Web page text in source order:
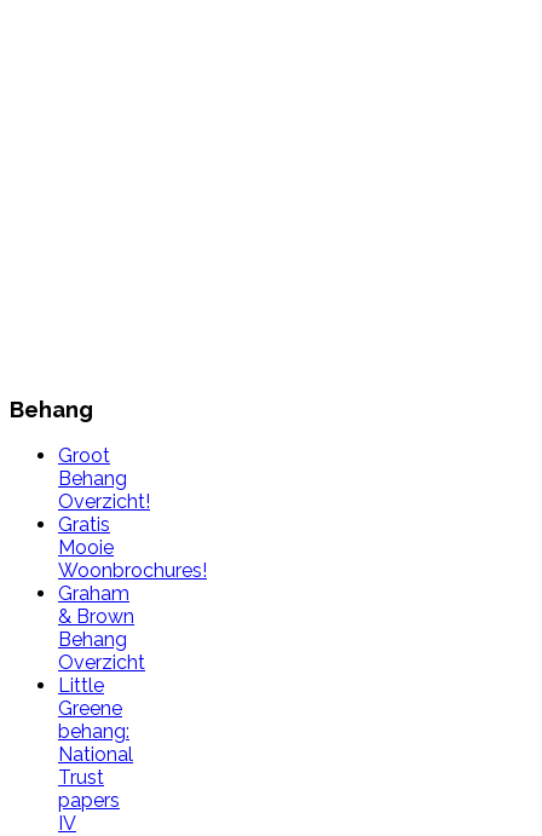
Behang
Groot
Behang
Overzicht!
Gratis
Mooie
Woonbrochures!
Graham
& Brown
Behang
Overzicht
Little
Greene
behang:
National
Trust
papers
IV